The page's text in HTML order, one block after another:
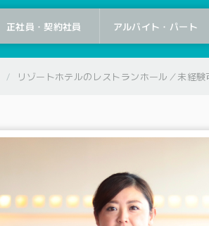
正社員・契約社員 アルバイト・ パート
リゾートホテルのレストランホール／未経